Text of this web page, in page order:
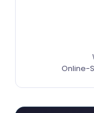
Online-